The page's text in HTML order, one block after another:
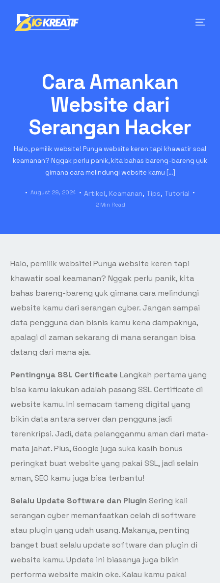
Cara Amankan
Website dari
Serangan Hacker
Halo, pemilik website! Punya website keren tapi khawatir soal
keamanan? Nggak perlu panik, kita bahas bareng-bareng yuk
gimana cara melindungi website kamu […]
August 29, 2024 Artikel, Keamanan, Tips, Tutorial
2 Min Read
Halo, pemilik website! Punya website keren tapi
khawatir soal keamanan? Nggak perlu panik, kita
bahas bareng-bareng yuk gimana cara melindungi
website kamu dari serangan cyber. Jangan sampai
data pengguna dan bisnis kamu kena dampaknya,
apalagi di zaman sekarang di mana serangan bisa
datang dari mana aja.
Pentingnya SSL Certificate Langkah pertama yang
bisa kamu lakukan adalah pasang SSL Certificate di
website kamu. Ini semacam tameng digital yang
bikin data antara server dan pengguna jadi
terenkripsi. Jadi, data pelangganmu aman dari mata-
mata jahat. Plus, Google juga suka kasih bonus
peringkat buat website yang pakai SSL, jadi selain
aman, SEO kamu juga bisa terbantu!
Selalu Update Software dan Plugin Sering kali
serangan cyber memanfaatkan celah di software
atau plugin yang udah usang. Makanya, penting
banget buat selalu update software dan plugin di
website kamu. Update ini biasanya juga bikin
performa website makin oke. Kalau kamu pakai